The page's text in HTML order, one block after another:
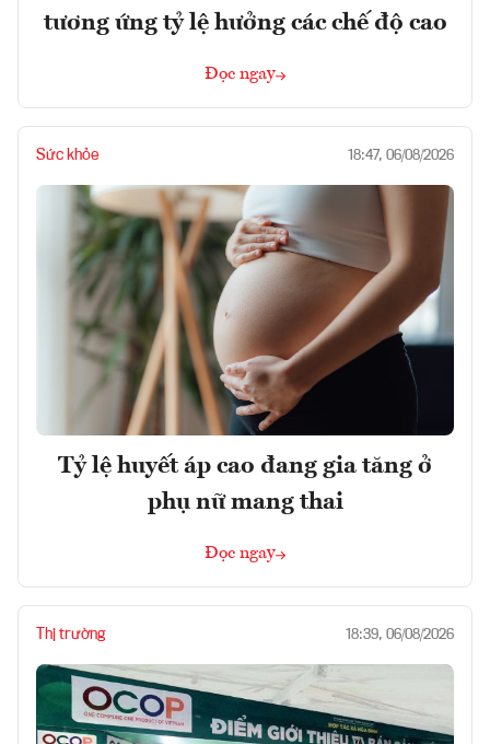
tương ứng tỷ lệ hưởng các chế độ cao
Đọc ngay
Sức khỏe 18:47, 06/08/2026
Tỷ lệ huyết áp cao đang gia tăng ở
phụ nữ mang thai
Đọc ngay
Thị trường 18:39, 06/08/2026